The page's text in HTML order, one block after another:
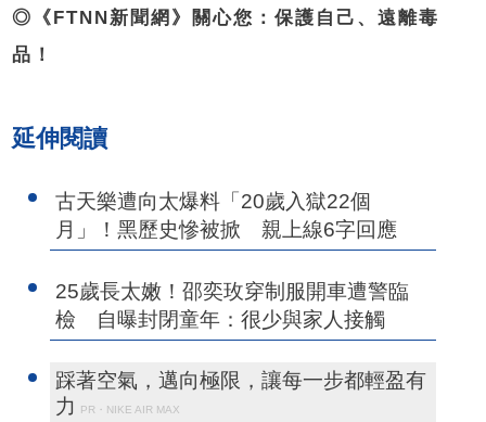
◎《FTNN新聞網》關心您：保護自己、遠離毒
品！
延伸閱讀
古天樂遭向太爆料「20歲入獄22個
月」！黑歷史慘被掀 親上線6字回應
25歲長太嫩！邵奕玫穿制服開車遭警臨
檢 自曝封閉童年：很少與家人接觸
踩著空氣，邁向極限，讓每一步都輕盈有
力
PR・NIKE AIR MAX